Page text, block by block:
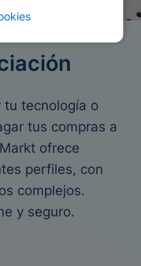
tu tecnología o
tus compras a
ofrece
perfiles, con
complejos.
y seguro.